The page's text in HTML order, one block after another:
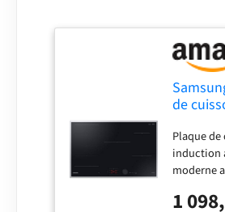
4,4 cm
de
cm,
Plaque
induction
moderne
Slim Fit,
1